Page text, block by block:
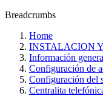
Breadcrumbs
Home
INSTALACION
Información
Configuración de
Configuración del
Centralita